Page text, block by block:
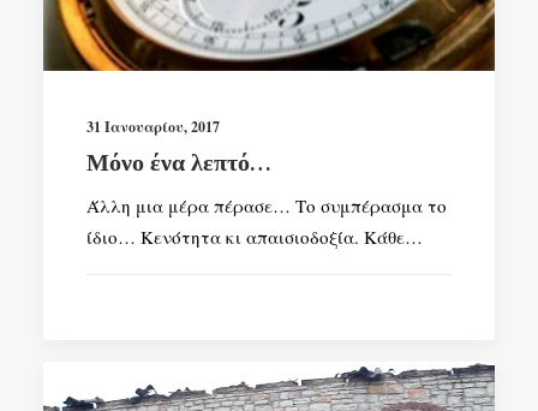
31 Ιανουαρίου, 2017
Μόνο ένα λεπτό…
Άλλη μια μέρα πέρασε… Το συμπέρασμα το
ίδιο… Κενότητα κι απαισιοδοξία. Κάθε…